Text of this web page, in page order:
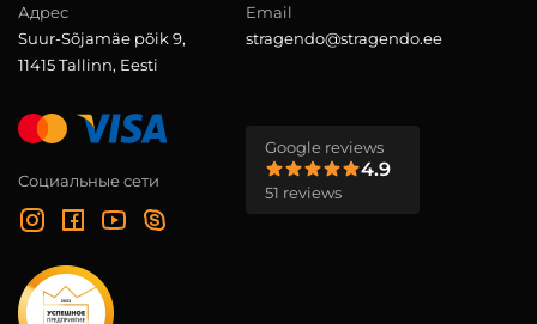
Адрес
Suur-Sõjamäe põik 9,
11415 Tallinn, Eesti
Email
stragendo@stragendo.ee
Социальные сети
Google reviews
4.9
51 reviews